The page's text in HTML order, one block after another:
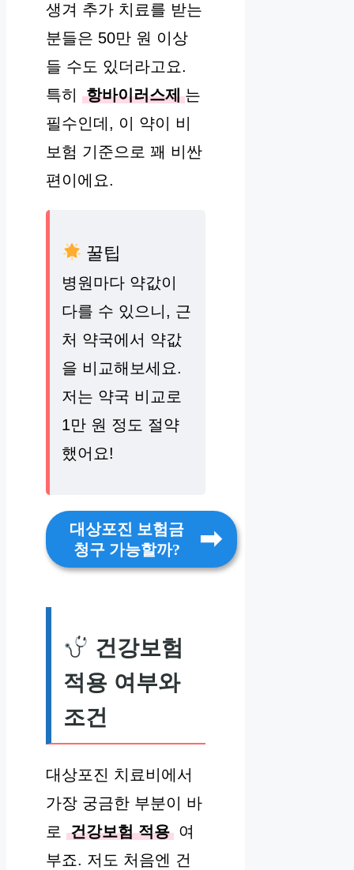
생겨 추가 치료를 받는
분들은 50만 원 이상
들 수도 있더라고요.
특히
항바이러스제 는
필수인데, 이 약이 비
보험 기준으로 꽤 비싼
편이에요.
꿀팁
병원마다 약값이
다를 수 있으니, 근
처 약국에서 약값
을 비교해보세요.
저는 약국 비교로
1만 원 정도 절약
했어요!
대상포진 보험금
청구 가능할까?
건강보험
적용 여부와
조건
대상포진 치료비에서
가장 궁금한 부분이 바
로
건강보험 적용 여
부죠. 저도 처음엔 건